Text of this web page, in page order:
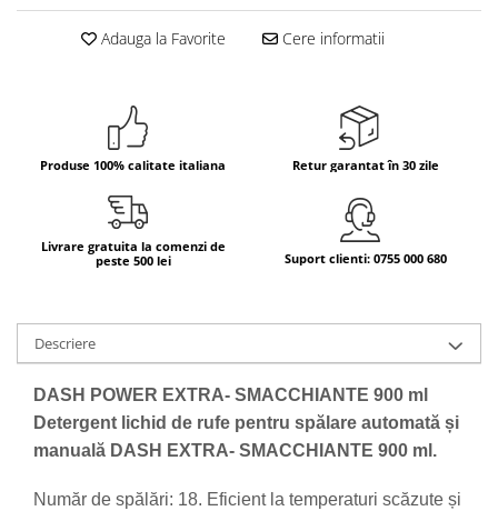
Bere italiana
Sucuri si bauturi racoritoare
Panettone cozonac italian,
Pandoro si Balocco
Produse fara gluten
Produse de patiserie
Adauga la Favorite Cere informatii
Produse 100% calitate italiana Retur garantat în 30 zile
Livrare gratuita la comenzi de
peste 500 lei
Suport clienti: 0755 000 680
Descriere
DASH POWER EXTRA- SMACCHIANTE 900 ml
Detergent lichid de rufe pentru spălare automată și
manuală DASH EXTRA- SMACCHIANTE 900 ml.
Număr de spălări: 18. Eficient la temperaturi scăzute și